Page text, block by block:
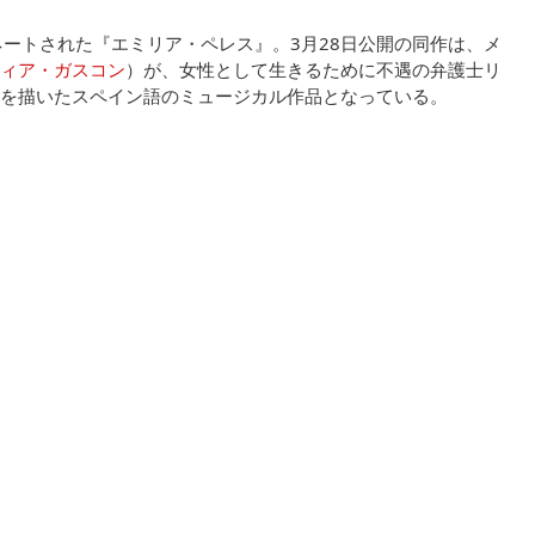
トされた『エミリア・ペレス』。3月28日公開の同作は、メ
ア・ガスコン）が、女性として生きるために不遇の弁護士リ
いたスペイン語のミュージカル作品となっている。